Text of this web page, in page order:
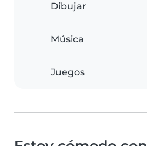
Dibujar
Música
Juegos